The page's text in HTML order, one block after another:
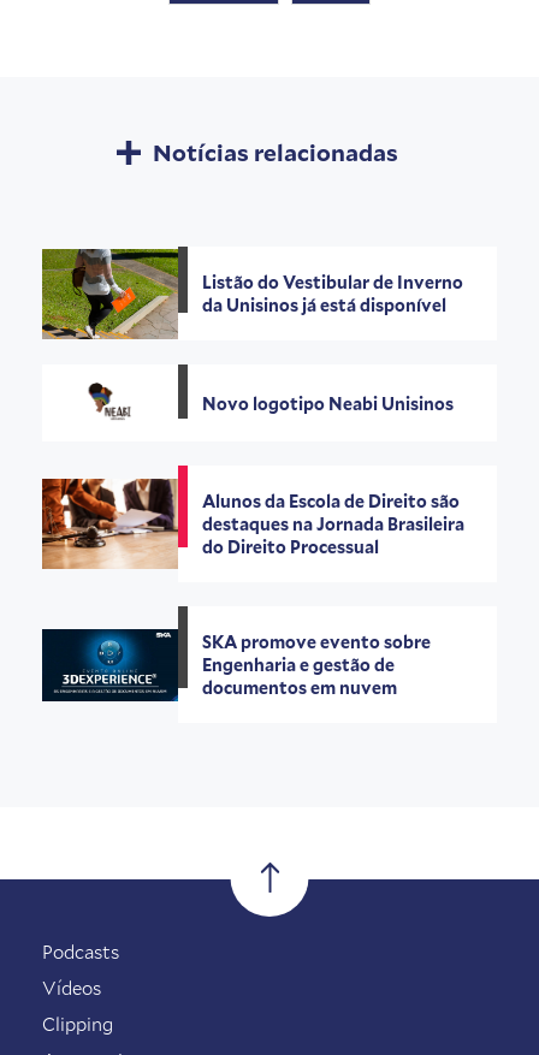
Notícias relacionadas
Listão do Vestibular de Inverno
da Unisinos já está disponível
Novo logotipo Neabi Unisinos
Alunos da Escola de Direito são
destaques na Jornada Brasileira
do Direito Processual
SKA promove evento sobre
Engenharia e gestão de
documentos em nuvem
Podcasts
Vídeos
Clipping